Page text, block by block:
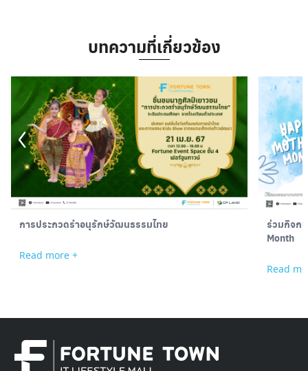
บทความที่เกี่ยวข้อง
การประกวดรำอนุรักษ์วัฒนธรรมไทย
Read more +
ร่วมกิจก
Month
Read